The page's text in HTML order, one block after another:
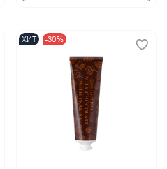
ХИТ -30%